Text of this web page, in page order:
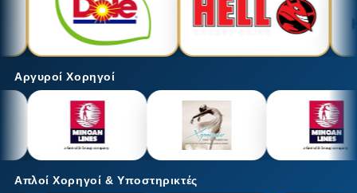
Αργυροί Χορηγοί
Απλοί Χορηγοί & Υποστηρικτές